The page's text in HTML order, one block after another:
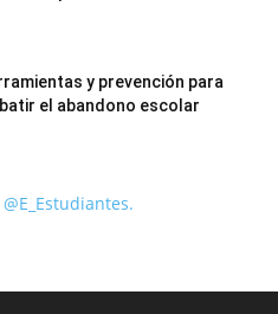
y prevención para
el abandono escolar